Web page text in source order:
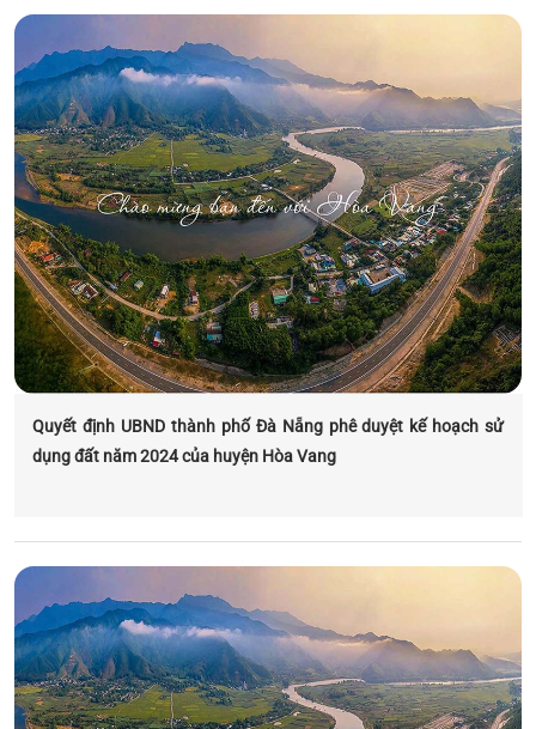
Quyết định UBND thành phố Đà Nẵng phê duyệt kế hoạch sử
dụng đất năm 2024 của huyện Hòa Vang